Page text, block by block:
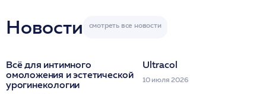
Новости
Всё для интимного
омоложения и эстетической
урогинекологии
Ultracol
10 июля 2026